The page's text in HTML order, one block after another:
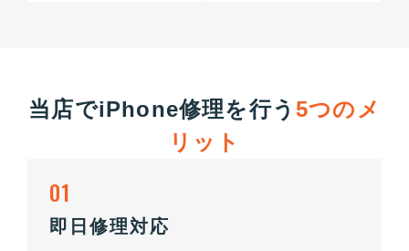
当店でiPhone修理を行う 5つのメ
リット
01
即日修理対応